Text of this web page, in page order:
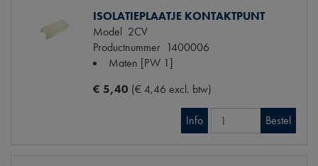
ISOLATIEPLAATJE KONTAKTPUNT
Model 2CV
Productnummer 1400006
Maten [PW 1]
€ 5,40 (€ 4,46 excl. btw)
Info Bestel